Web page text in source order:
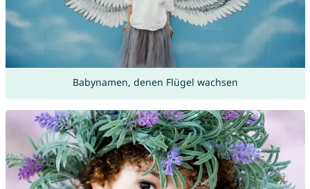
Babynamen, denen Flügel wachsen